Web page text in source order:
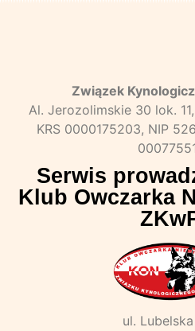
Związek
Al. Jerozolimskie 30 lok.
KRS 0000175203, NIP
Serwis
Klub Owczarka
ul.